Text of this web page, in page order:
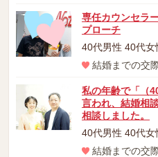
専任カウンセラ
プローチ
40代男性 40代女
結婚までの交
私の年齢で「（
言われ、結婚相
相談しました。
40代男性 40代女
結婚までの交